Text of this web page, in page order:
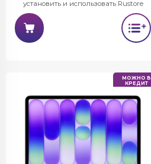
установить и использовать Rustore
МОЖНО В
КРЕДИТ